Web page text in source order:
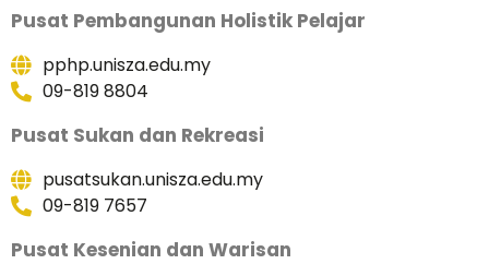
Pusat Pembangunan Holistik Pelajar
pphp.unisza.edu.my
09-819 8804
Pusat Sukan dan Rekreasi
pusatsukan.unisza.edu.my
09-819 7657
Pusat Kesenian dan Warisan